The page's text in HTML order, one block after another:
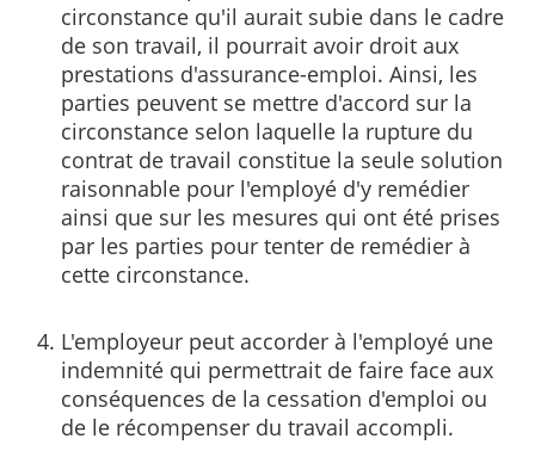
circonstance qu'il aurait subie dans le cadre
de son travail, il pourrait avoir droit aux
prestations d'assurance-emploi. Ainsi, les
parties peuvent se mettre d'accord sur la
circonstance selon laquelle la rupture du
contrat de travail constitue la seule solution
raisonnable pour l'employé d'y remédier
ainsi que sur les mesures qui ont été prises
par les parties pour tenter de remédier à
cette circonstance.
L'employeur peut accorder à l'employé une
indemnité qui permettrait de faire face aux
conséquences de la cessation d'emploi ou
de le récompenser du travail accompli.